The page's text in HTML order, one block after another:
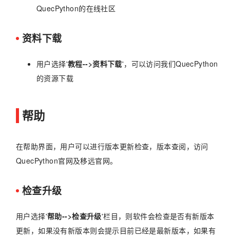
QuecPython的在线社区
资料下载
用户选择'教程-->资料下载'，可以访问我们QuecPython
的资源下载
帮助
在帮助界面，用户可以进行版本更新检查，版本查阅，访问
QuecPython官网及移远官网。
检查升级
用户选择'帮助-->检查升级'栏目，则软件会检查是否有新版本
更新，如果没有新版本则会提示目前已经是最新版本，如果有